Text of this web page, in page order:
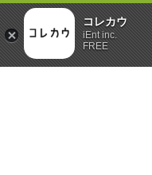
コレカウ
iEnt inc.
FREE